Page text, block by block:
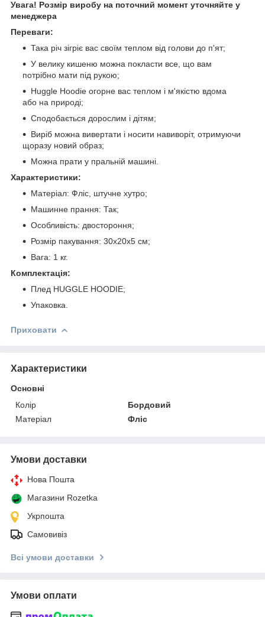
Увага! Розмір виробу на поточний момент уточняйте у
менеджера
Переваги:
Така річ зігріє вас своїм теплом від голови до п'ят;
У велику кишеню можна покласти все, що вам
потрібно мати під рукою;
Huggle Hoodie огорне вас теплом і м'якістю вдома
або на природі;
Сподобається дорослим і дітям;
Виріб можна вивертати і носити навиворіт, отримуючи
щоразу новий образ;
Можна прати у пральній машині.
Характеристики:
Матеріал: Фліс, штучне хутро;
Машинне прання: Так;
Особливість: двостороння;
Розмір пакування: 30x20x5 см;
Вага: 1 кг.
Комплектація:
Плед HUGGLE HOODIE;
Упаковка.
Приховати
Характеристики
Основні
Колір
Бордовий
Матеріал
Фліс
Умови доставки
Нова Пошта
Магазини Rozetka
Укрпошта
Самовивіз
Всі умови доставки
Умови оплати